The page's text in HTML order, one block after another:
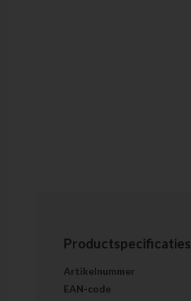
Productspecificaties
Artikelnummer
EAN-code